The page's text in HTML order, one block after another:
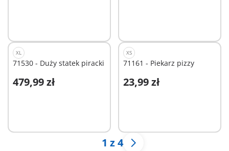
XL
71530 - Duży statek piracki
479,99 zł
Dodaj do koszyka
XS
71161 - Piekarz pizzy
23,99 zł
Dodaj do koszyka
1 z 4